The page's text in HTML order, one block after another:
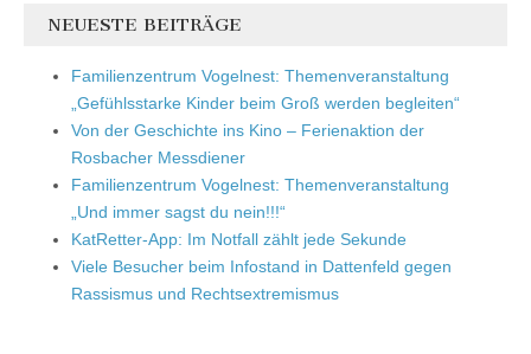
NEUESTE BEITRÄGE
Familienzentrum Vogelnest: Themenveranstaltung
„Gefühlsstarke Kinder beim Groß werden begleiten“
Von der Geschichte ins Kino – Ferienaktion der
Rosbacher Messdiener
Familienzentrum Vogelnest: Themenveranstaltung
„Und immer sagst du nein!!!“
KatRetter-App: Im Notfall zählt jede Sekunde
Viele Besucher beim Infostand in Dattenfeld gegen
Rassismus und Rechtsextremismus